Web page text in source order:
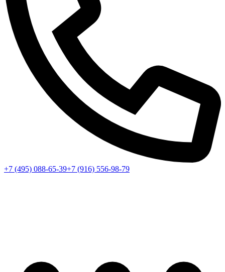
+7 (495) 088-65-39+7 (916) 556-98-79